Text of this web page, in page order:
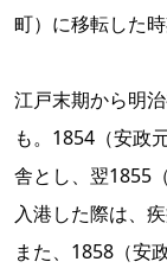
町）に移転した時
江戸末期から明
も。1854（安政
舎とし、翌1855
入港した際は、
また、1858（安